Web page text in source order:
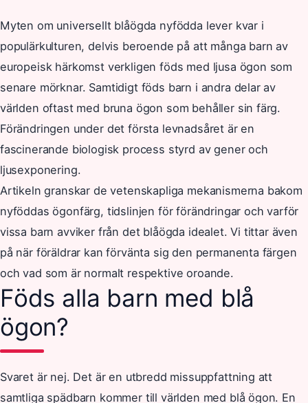
Myten om universellt blåögda nyfödda lever kvar i
populärkulturen, delvis beroende på att många barn av
europeisk härkomst verkligen föds med ljusa ögon som
senare mörknar. Samtidigt föds barn i andra delar av
världen oftast med bruna ögon som behåller sin färg.
Förändringen under det första levnadsåret är en
fascinerande biologisk process styrd av gener och
ljusexponering.
Artikeln granskar de vetenskapliga mekanismerna bakom
nyföddas ögonfärg, tidslinjen för förändringar och varför
vissa barn avviker från det blåögda idealet. Vi tittar även
på när föräldrar kan förvänta sig den permanenta färgen
och vad som är normalt respektive oroande.
Föds alla barn med blå
ögon?
Svaret är nej. Det är en utbredd missuppfattning att
samtliga spädbarn kommer till världen med blå ögon. En